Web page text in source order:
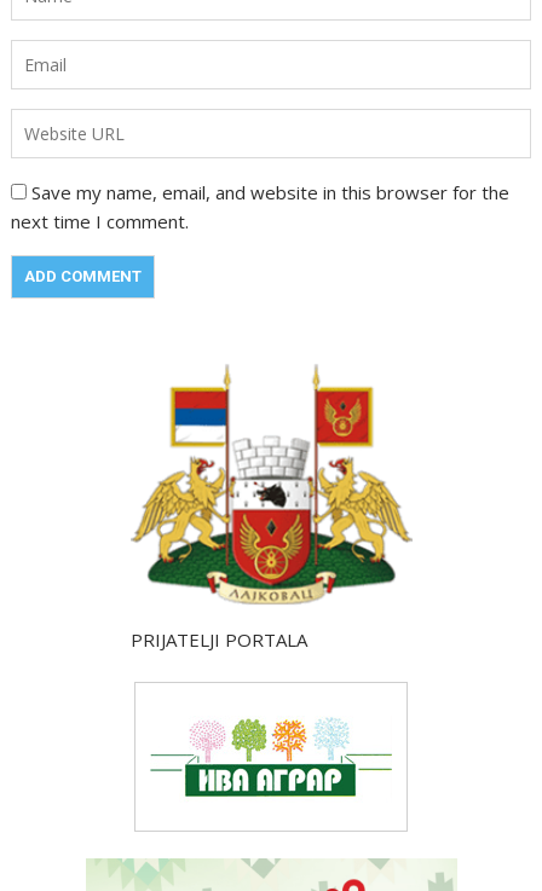
Save my name, email, and website in this browser for the
next time I comment.
PRIJATELJI PORTALA